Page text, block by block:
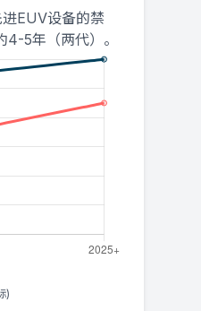
EUV设备的禁
5年（两代）。